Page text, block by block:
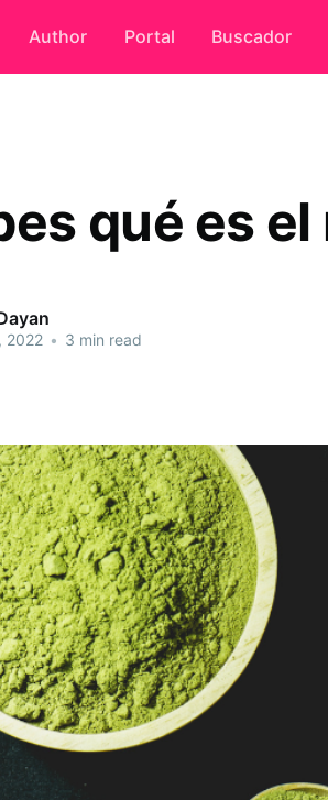
Author Portal Buscador
qué es
2022 • 3 min read